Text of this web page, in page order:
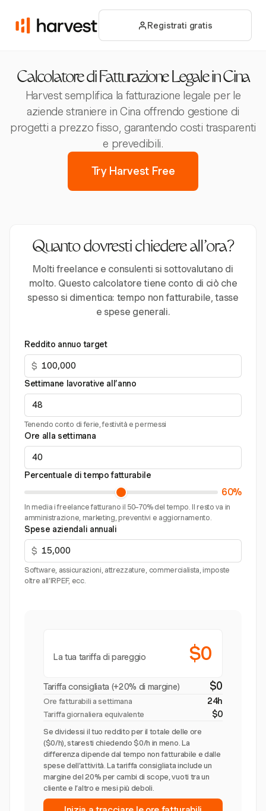
Registrati gratis
Calcolatore di Fatturazione Legale in Cina
Harvest semplifica la fatturazione legale per le
aziende straniere in Cina offrendo gestione di
progetti a prezzo fisso, garantendo costi trasparenti
e prevedibili.
Try Harvest Free
Quanto dovresti chiedere all’ora?
Molti freelance e consulenti si sottovalutano di
molto. Questo calcolatore tiene conto di ciò che
spesso si dimentica: tempo non fatturabile, tasse
e spese generali.
Reddito annuo target
$
Settimane lavorative all’anno
Tenendo conto di ferie, festività e permessi
Ore alla settimana
Percentuale di tempo fatturabile
60%
In media i freelance fatturano il 50–70% del tempo. Il resto va in
amministrazione, marketing, preventivi e aggiornamento.
Spese aziendali annuali
$
Software, assicurazioni, attrezzature, commercialista, imposte
oltre all’IRPEF, ecc.
La tua tariffa di pareggio $0
Tariffa consigliata (+20% di margine) $0
Ore fatturabili a settimana 24h
Tariffa giornaliera equivalente $0
Se dividessi il tuo reddito per il totale delle ore
($0/h), staresti chiedendo $0/h in meno. La
differenza dipende dal tempo non fatturabile e dalle
spese dell’attività. La tariffa consigliata include un
margine del 20% per cambi di scope, vuoti tra un
cliente e l’altro e mesi più deboli.